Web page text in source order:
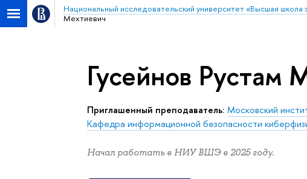
Национальный исследовательский университет «Высшая школа
Мехтиевич
Гусейнов Рустам
Приглашенный преподаватель: Московский
Кафедра информационной безопасности
Начал работать в НИУ ВШЭ в 2025 году.